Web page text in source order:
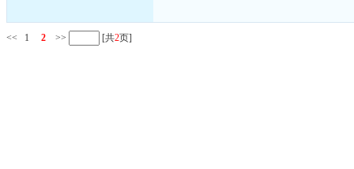
<< 1 2 >> [共2页]